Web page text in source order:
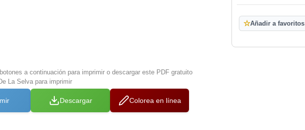
a continuación para imprimir o descargar este PDF gratuito
La Selva para imprimir
Descargar Colorea en línea
☆Añadir a favoritos